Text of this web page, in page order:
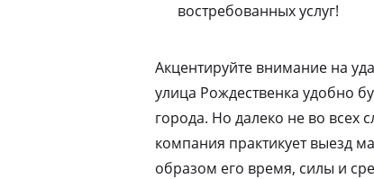
востребованных услуг!
Акцентируйте внимание на
улица Рождественка удобно
города. Но далеко не во всех
компания практикует выезд
образом его время, силы и